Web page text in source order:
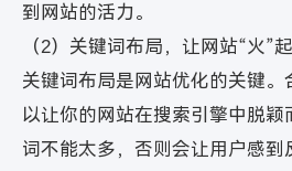
到网站的活力。
（2）关键词布局，让网站“火”
关键词布局是网站优化的关键
以让你的网站在搜索引擎中脱
词不能太多，否则会让用户感到